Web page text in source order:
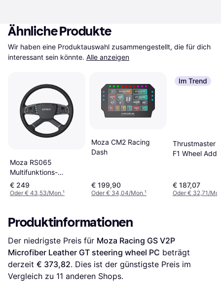
Ähnliche Produkte
Wir haben eine Produktauswahl zusammengestellt, die für dich
interessant sein könnte. Alle anzeigen
Moza RS065
Multifunktions-
Lenkstock 28 Schalter
schwarz
€ 249
Oder € 43,53/Mon.¹
Moza CM2 Racing
Dash
€ 199,90
Oder € 34,04/Mon.¹
Im Trend
Thrustmaster
F1 Wheel
€ 187,07
Oder € 32,71/
Produktinformationen
Der niedrigste Preis für Moza Racing GS V2P
Microfiber Leather GT steering wheel PC beträgt
derzeit € 373,82. Dies ist der günstigste Preis im
Vergleich zu 11 anderen Shops.